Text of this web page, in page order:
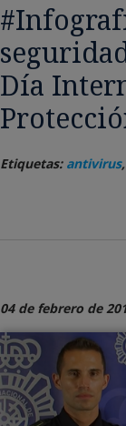
Día
Etiquetas: antivirus,
04 de febrero de